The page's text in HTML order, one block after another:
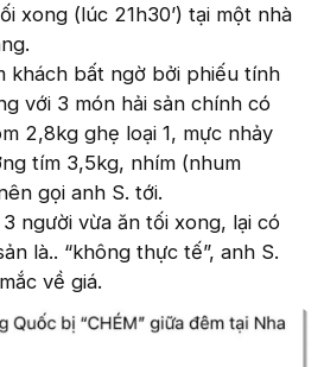
xong (lúc 21h30’) tại một nhà
khách bất ngờ bởi phiếu tính
với 3 món hải sản chính có
2,8kg ghẹ loại 1, mực nhảy
tím 3,5kg, nhím (nhum
gọi anh S. tới.
người vừa ăn tối xong, lại có
là.. “không thực tế”, anh S.
về giá.